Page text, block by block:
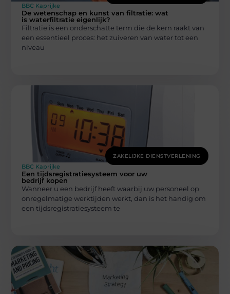
BBC Kaprijke
De wetenschap en kunst van filtratie: wat
is waterfiltratie eigenlijk?
Filtratie is een onderschatte term die de kern raakt van
een essentieel proces: het zuiveren van water tot een
niveau
ZAKELIJKE DIENSTVERLENING
BBC Kaprijke
Een tijdsregistratiesysteem voor uw
bedrijf kopen
Wanneer u een bedrijf heeft waarbij uw personeel op
onregelmatige werktijden werkt, dan is het handig om
een tijdsregistratiesysteem te